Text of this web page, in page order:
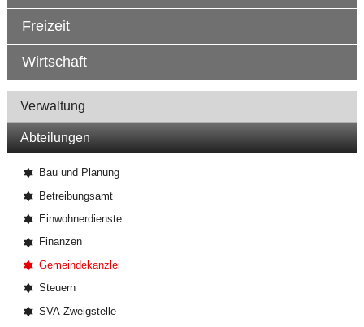
Freizeit
Wirtschaft
Navigation
Verwaltung
Abteilungen
Bau und Planung
Betreibungsamt
Einwohnerdienste
Finanzen
Gemeindekanzlei
Steuern
SVA-Zweigstelle